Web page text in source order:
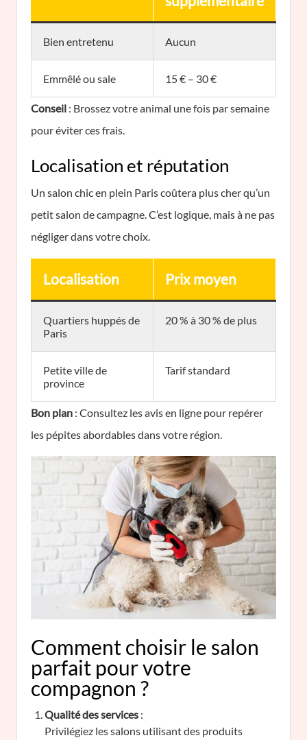
Bien entretenu Aucun
Emmêlé ou sale 15 € – 30 €
Conseil : Brossez votre animal une fois par semaine
pour éviter ces frais.
Localisation et réputation
Un salon chic en plein Paris coûtera plus cher qu’un
petit salon de campagne. C’est logique, mais à ne pas
négliger dans votre choix.
Localisation Prix moyen
Quartiers huppés de
Paris
20 % à 30 % de plus
Petite ville de
province
Tarif standard
Bon plan : Consultez les avis en ligne pour repérer
les pépites abordables dans votre région.
Comment choisir le salon
parfait pour votre
compagnon ?
Qualité des services :
Privilégiez les salons utilisant des produits